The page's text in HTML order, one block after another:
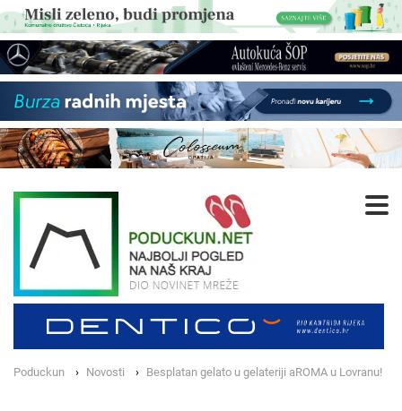
Poduckun Novosti Besplatan gelato u gelateriji aROMA u Lovranu!